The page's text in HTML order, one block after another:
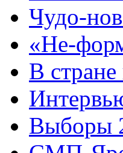
Чудо-
«Не-
В
Выборы